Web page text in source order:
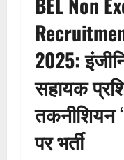
2025:
सहायक
तकनीशियन
पर भर्ती